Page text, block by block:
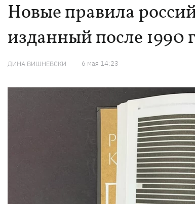
Новые правила
изданный после 1990
ДИНА ВИШНЕВСКИ 6 мая 14:23